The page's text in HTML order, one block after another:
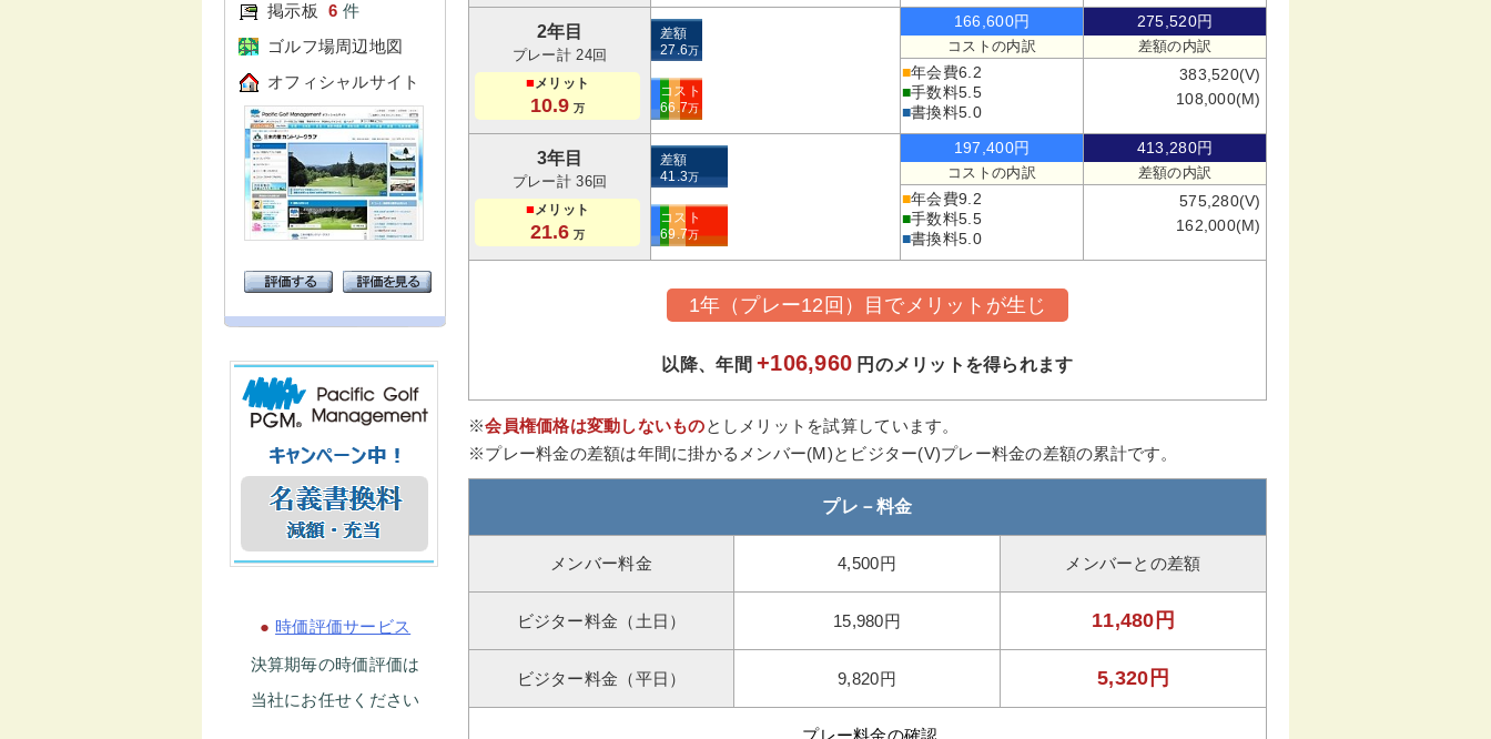
掲示板
6 件
ゴルフ場周辺地図
オフィシャルサイト
● 時価評価サービス
決算期毎の時価評価は
当社にお任せください
2年目
プレー計 24回
■メリット
10.9 万
差額
27.6万
コスト
66.7万
166,600円
コストの内訳
■年会費6.2
■手数料5.5
■書換料5.0
275,520円
差額の内訳
383,520(V)
108,000(M)
3年目
プレー計 36回
■メリット
21.6 万
差額
41.3万
コスト
69.7万
197,400円
コストの内訳
■年会費9.2
■手数料5.5
■書換料5.0
413,280円
差額の内訳
575,280(V)
162,000(M)
1年（プレー12回）目でメリットが生じ
以降、年間+106,960 円のメリットを得られます
※会員権価格は変動しないものとしメリットを試算しています。
※プレー料金の差額は年間に掛かるメンバー(M)とビジター(V)プレー料金の差額の累計です。
プレ－料金
メンバー料金 4,500円 メンバーとの差額
ビジター料金（土日） 15,980円 11,480円
ビジター料金（平日） 9,820円 5,320円
プレー料金の確認